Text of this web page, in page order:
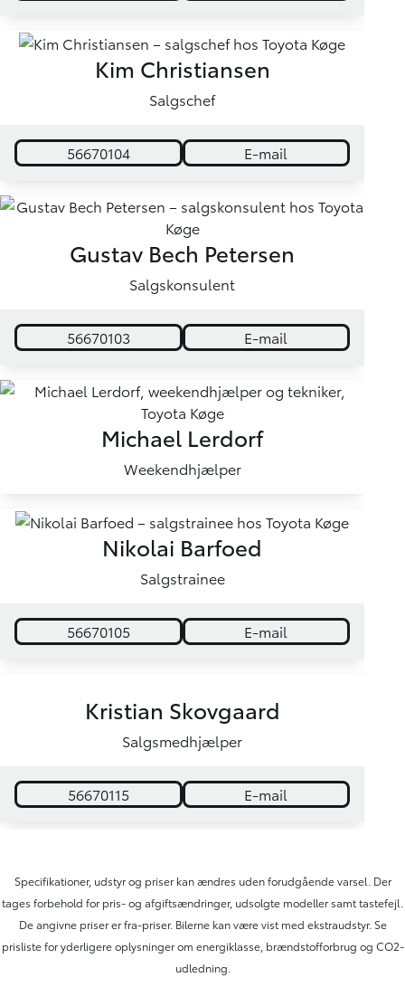
Kim Christiansen
Salgschef
56670104 E-mail
Gustav Bech Petersen
Salgskonsulent
56670103 E-mail
Michael Lerdorf
Weekendhjælper
Nikolai Barfoed
Salgstrainee
56670105 E-mail
Kristian Skovgaard
Salgsmedhjælper
56670115 E-mail
Specifikationer, udstyr og priser kan ændres uden forudgående varsel. Der
tages forbehold for pris- og afgiftsændringer, udsolgte modeller samt tastefejl.
De angivne priser er fra-priser. Bilerne kan være vist med ekstraudstyr. Se
prisliste for yderligere oplysninger om energiklasse, brændstofforbrug og CO2-
udledning.